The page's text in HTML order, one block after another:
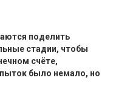
поделить
стадии, чтобы
счёте,
было немало, но